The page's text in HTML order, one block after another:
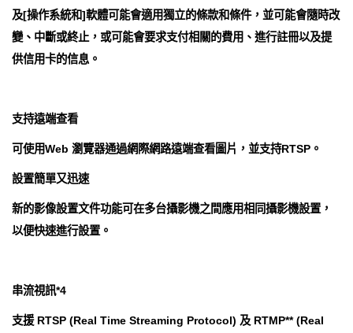
及[操作系統和]軟體可能會適用獨立的條款和條件，並可能會隨時改
變、中斷或終止，或可能會要求支付相關的費用、進行註冊以及提
供信用卡的信息。
支持遠端查看
可使用Web 瀏覽器通過網際網路遠端查看圖片，並支持RTSP。
設置簡單又迅速
新的影像設置文件功能可在多台攝影機之間應用相同攝影機設置，
以便快速進行設置。
串流視訊*4
支援 RTSP (Real Time Streaming Protocol) 及 RTMP** (Real